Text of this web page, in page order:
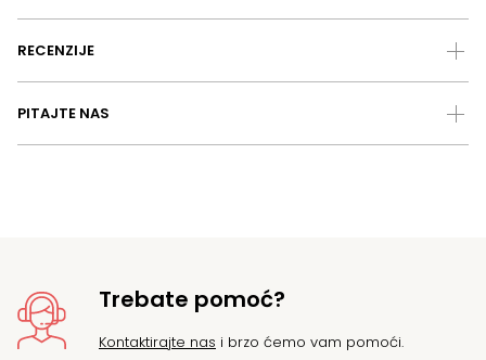
RECENZIJE
PITAJTE NAS
Trebate pomoć?
Kontaktirajte nas i brzo ćemo vam pomoći.